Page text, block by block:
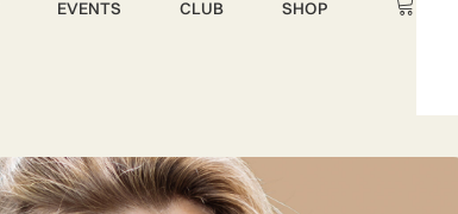
EVENTS CLUB SHOP